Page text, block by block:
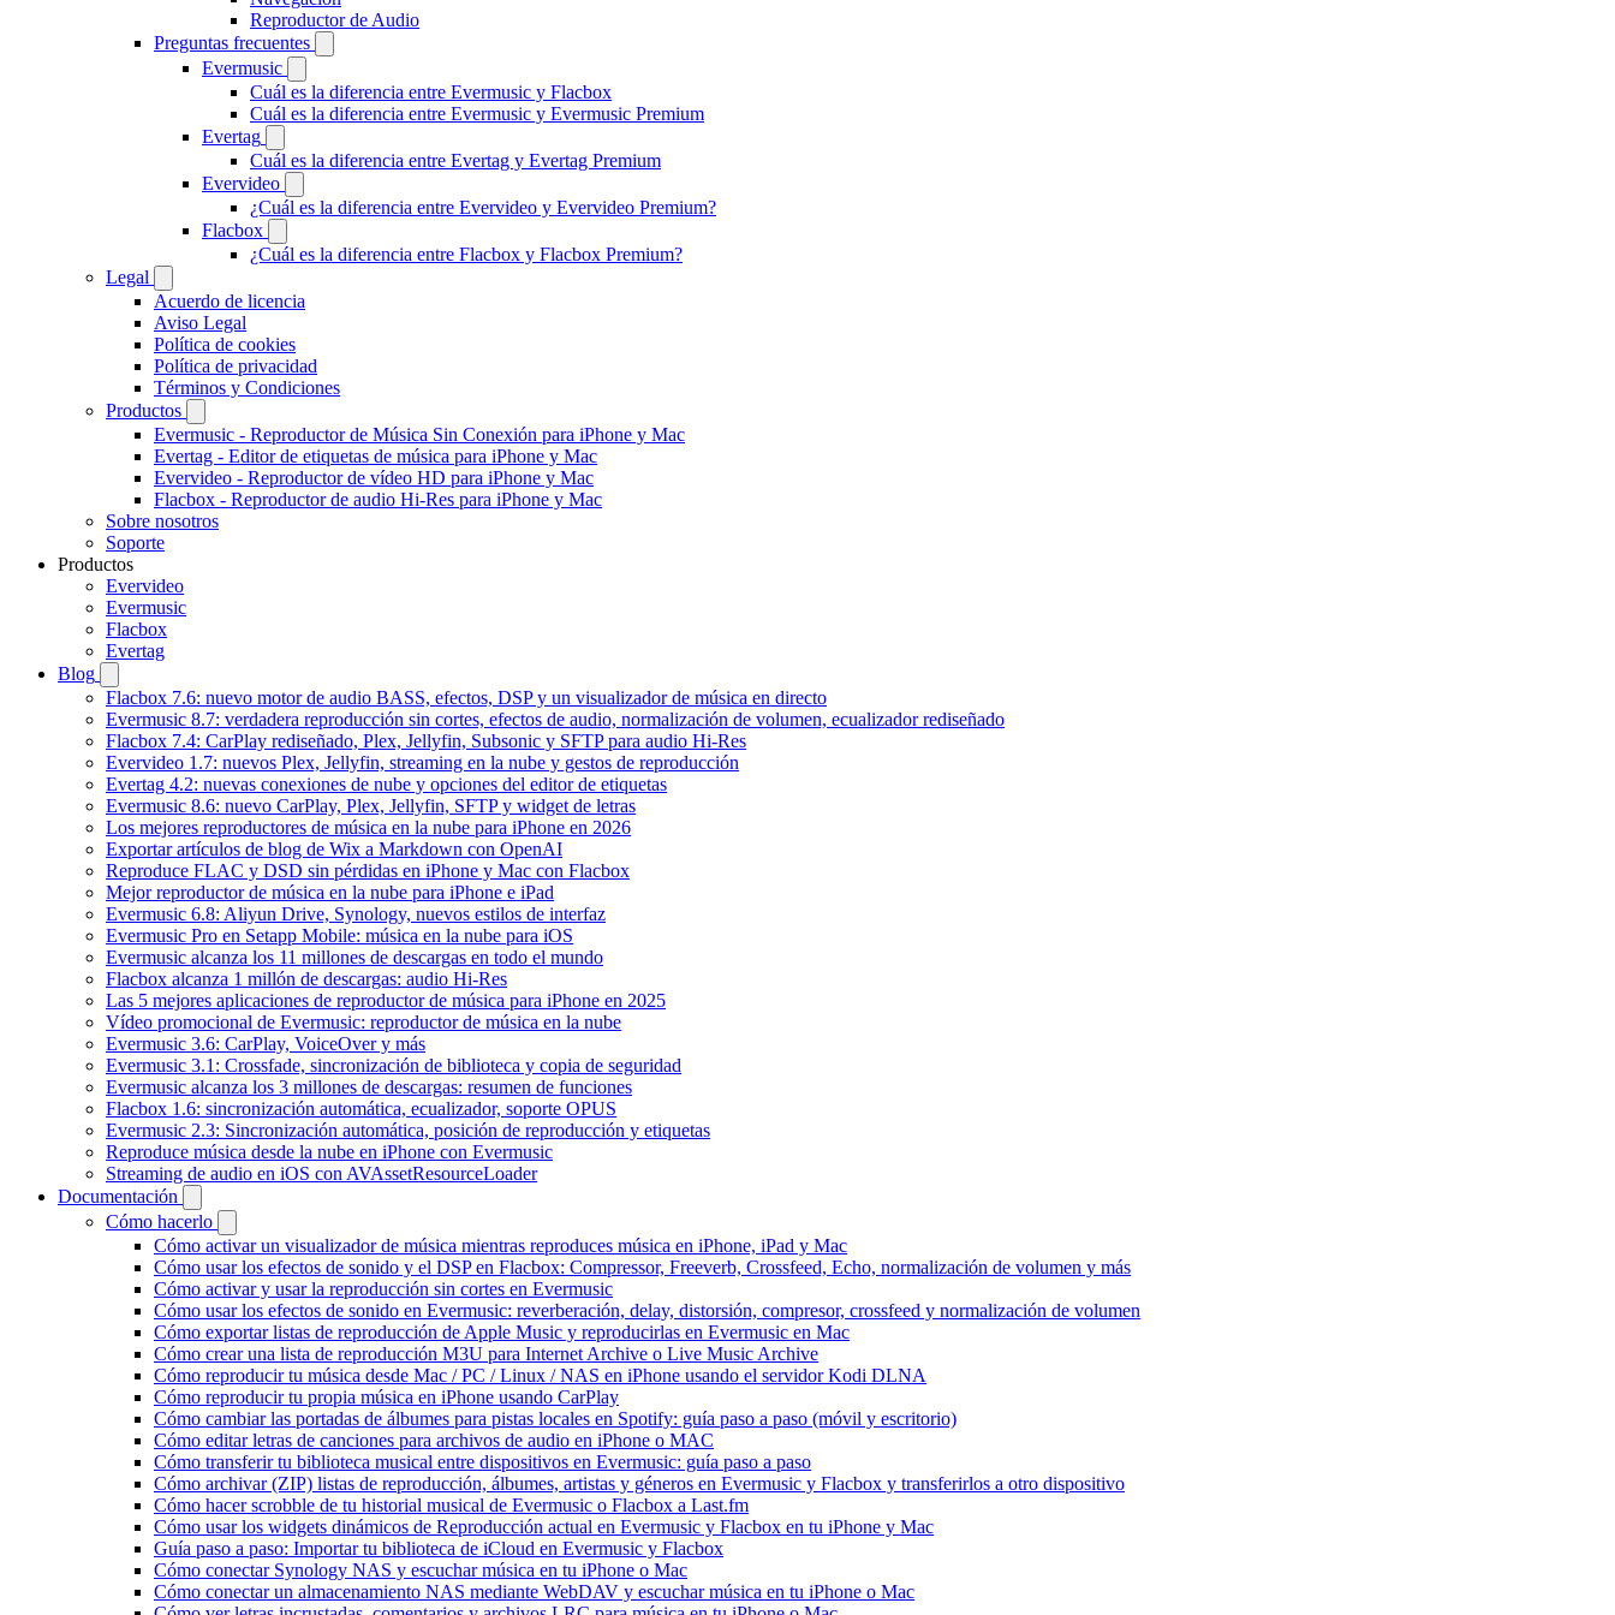
Reproductor de Audio
Preguntas frecuentes
Evermusic
Cuál es la diferencia entre Evermusic y Flacbox
Cuál es la diferencia entre Evermusic y Evermusic Premium
Evertag
Cuál es la diferencia entre Evertag y Evertag Premium
Evervideo
¿Cuál es la diferencia entre Evervideo y Evervideo Premium?
Flacbox
¿Cuál es la diferencia entre Flacbox y Flacbox Premium?
Legal
Acuerdo de licencia
Aviso Legal
Política de cookies
Política de privacidad
Términos y Condiciones
Productos
Evermusic - Reproductor de Música Sin Conexión para iPhone y Mac
Evertag - Editor de etiquetas de música para iPhone y Mac
Evervideo - Reproductor de vídeo HD para iPhone y Mac
Flacbox - Reproductor de audio Hi-Res para iPhone y Mac
Sobre nosotros
Soporte
Productos
Evervideo
Evermusic
Flacbox
Evertag
Blog
Flacbox 7.6: nuevo motor de audio BASS, efectos, DSP y un visualizador de música en directo
Evermusic 8.7: verdadera reproducción sin cortes, efectos de audio, normalización de volumen, ecualizador rediseñado
Flacbox 7.4: CarPlay rediseñado, Plex, Jellyfin, Subsonic y SFTP para audio Hi-Res
Evervideo 1.7: nuevos Plex, Jellyfin, streaming en la nube y gestos de reproducción
Evertag 4.2: nuevas conexiones de nube y opciones del editor de etiquetas
Evermusic 8.6: nuevo CarPlay, Plex, Jellyfin, SFTP y widget de letras
Los mejores reproductores de música en la nube para iPhone en 2026
Exportar artículos de blog de Wix a Markdown con OpenAI
Reproduce FLAC y DSD sin pérdidas en iPhone y Mac con Flacbox
Mejor reproductor de música en la nube para iPhone e iPad
Evermusic 6.8: Aliyun Drive, Synology, nuevos estilos de interfaz
Evermusic Pro en Setapp Mobile: música en la nube para iOS
Evermusic alcanza los 11 millones de descargas en todo el mundo
Flacbox alcanza 1 millón de descargas: audio Hi-Res
Las 5 mejores aplicaciones de reproductor de música para iPhone en 2025
Vídeo promocional de Evermusic: reproductor de música en la nube
Evermusic 3.6: CarPlay, VoiceOver y más
Evermusic 3.1: Crossfade, sincronización de biblioteca y copia de seguridad
Evermusic alcanza los 3 millones de descargas: resumen de funciones
Flacbox 1.6: sincronización automática, ecualizador, soporte OPUS
Evermusic 2.3: Sincronización automática, posición de reproducción y etiquetas
Reproduce música desde la nube en iPhone con Evermusic
Streaming de audio en iOS con AVAssetResourceLoader
Documentación
Cómo hacerlo
Cómo activar un visualizador de música mientras reproduces música en iPhone, iPad y Mac
Cómo usar los efectos de sonido y el DSP en Flacbox: Compressor, Freeverb, Crossfeed, Echo, normalización de volumen y más
Cómo activar y usar la reproducción sin cortes en Evermusic
Cómo usar los efectos de sonido en Evermusic: reverberación, delay, distorsión, compresor, crossfeed y normalización de volumen
Cómo exportar listas de reproducción de Apple Music y reproducirlas en Evermusic en Mac
Cómo crear una lista de reproducción M3U para Internet Archive o Live Music Archive
Cómo reproducir tu música desde Mac / PC / Linux / NAS en iPhone usando el servidor Kodi DLNA
Cómo reproducir tu propia música en iPhone usando CarPlay
Cómo cambiar las portadas de álbumes para pistas locales en Spotify: guía paso a paso (móvil y escritorio)
Cómo editar letras de canciones para archivos de audio en iPhone o MAC
Cómo transferir tu biblioteca musical entre dispositivos en Evermusic: guía paso a paso
Cómo archivar (ZIP) listas de reproducción, álbumes, artistas y géneros en Evermusic y Flacbox y transferirlos a otro dispositivo
Cómo hacer scrobble de tu historial musical de Evermusic o Flacbox a Last.fm
Cómo usar los widgets dinámicos de Reproducción actual en Evermusic y Flacbox en tu iPhone y Mac
Guía paso a paso: Importar tu biblioteca de iCloud en Evermusic y Flacbox
Cómo conectar Synology NAS y escuchar música en tu iPhone o Mac
Cómo conectar un almacenamiento NAS mediante WebDAV y escuchar música en tu iPhone o Mac